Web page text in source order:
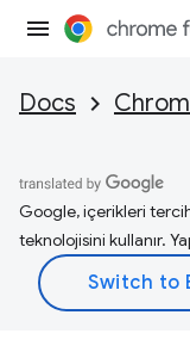
Docs
Google, içerikleri
teknolojisini kullanır.